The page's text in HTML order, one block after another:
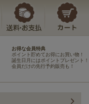
お得な会員特典
ポイント貯めてお得にお買い物！
誕生日月にはポイントプレゼント！
会員だけの先行予約販売も！